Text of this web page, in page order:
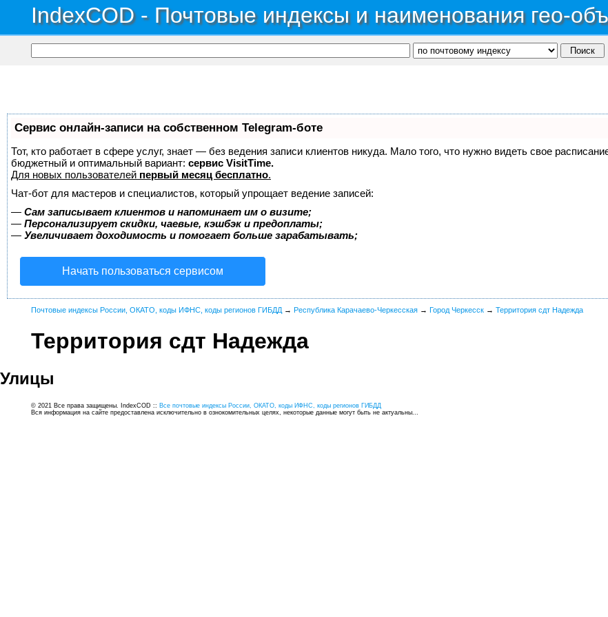
IndexCOD - Почтовые индексы и наименования гео-
Сервис онлайн-записи на собственном Telegram-боте
Тот, кто работает в сфере услуг, знает — без ведения записи клиентов никуда. Мало того, что нужно видеть свое
бюджетный и оптимальный вариант: сервис VisitTime.
Для новых пользователей первый месяц бесплатно.
Чат-бот для мастеров и специалистов, который упрощает ведение записей:
— Сам записывает клиентов и напоминает им о визите;
— Персонализирует скидки, чаевые, кэшбэк и предоплаты;
— Увеличивает доходимость и помогает больше зарабатывать;
Начать пользоваться сервисом
Почтовые индексы России, ОКАТО, коды ИФНС, коды регионов ГИБДД → Республика Карачаево-Черкесская → Город Черкесск → Территория сдт Надежда
Территория сдт Надежда
Улицы
© 2021 Все права защищены. IndexCOD :: Все почтовые индексы России, ОКАТО, коды ИФНС, коды регионов ГИБДД
Вся информация на сайте предоставлена исключительно в ознокомительных целях, некоторые данные могут быть не актуальны...